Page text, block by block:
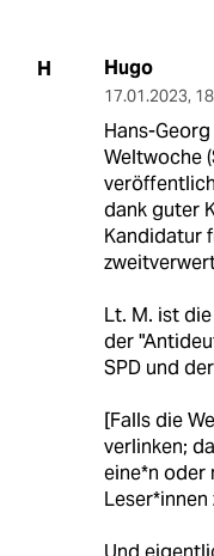
H Hugo
17.01.2023,
Hans-
Weltwoche
dank guter
Kandidatur
Lt. M. ist
der
SPD und
[Falls die
verlinken;
eine*n oder